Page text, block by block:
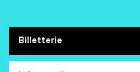
Billetterie